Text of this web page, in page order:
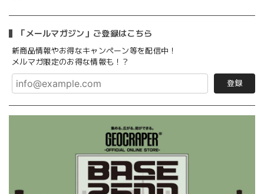
「メールマガジン」ご登録はこちら
新商品情報やお得なキャンペーン等を配信中！
メルマガ限定のお得な情報も！？
登録